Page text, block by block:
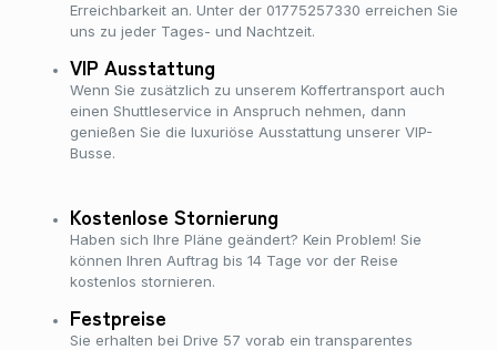
Erreichbarkeit an. Unter der 01775257330 erreichen Sie
uns zu jeder Tages- und Nachtzeit.
VIP Ausstattung
Wenn Sie zusätzlich zu unserem Koffertransport auch
einen Shuttleservice in Anspruch nehmen, dann
genießen Sie die luxuriöse Ausstattung unserer VIP-
Busse.
Kostenlose Stornierung
Haben sich Ihre Pläne geändert? Kein Problem! Sie
können Ihren Auftrag bis 14 Tage vor der Reise
kostenlos stornieren.
Festpreise
Sie erhalten bei Drive 57 vorab ein transparentes